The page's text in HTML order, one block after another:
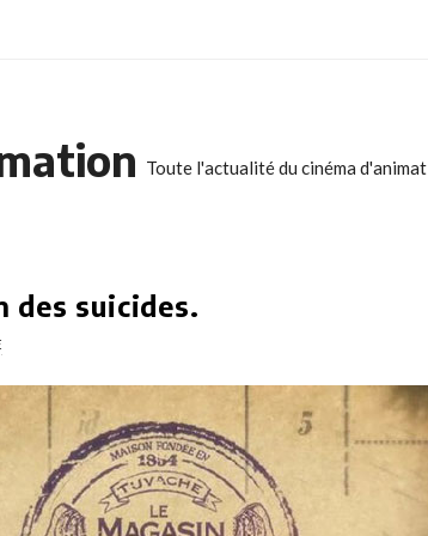
Toute l'actualité du cinéma
des suicides.